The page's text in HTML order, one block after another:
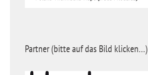
Partner (bitte auf das Bild klicken…)